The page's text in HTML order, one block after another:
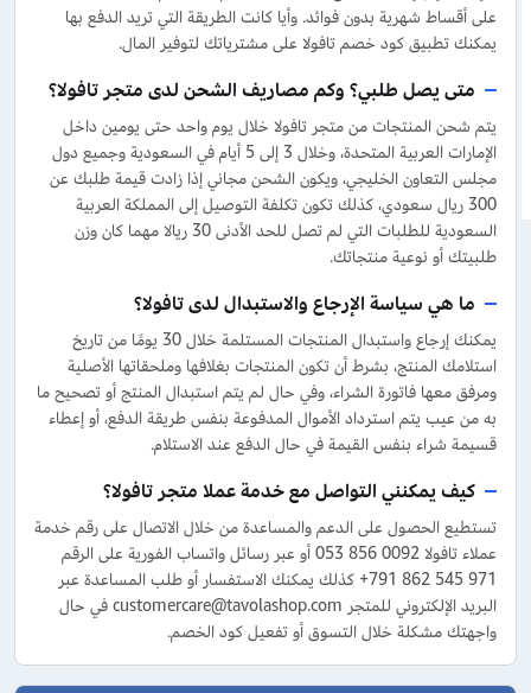
على أقساط شهرية بدون فوائد. وأيا كانت الطريقة التي تريد الدفع بها
يمكنك تطبيق كود خصم تافولا على مشترياتك لتوفير المال.
متى يصل طلبي؟ وكم مصاريف الشحن لدى متجر تافولا؟
يتم شحن المنتجات من متجر تافولا خلال يوم واحد حتى يومين داخل
الإمارات العربية المتحدة، وخلال 3 إلى 5 أيام في السعودية وجميع دول
مجلس التعاون الخليجي، ويكون الشحن مجاني إذا زادت قيمة طلبك عن
300 ريال سعودي، كذلك تكون تكلفة التوصيل إلى المملكة العربية
السعودية للطلبات التي لم تصل للحد الأدنى 30 ريالا مهما كان وزن
طلبيتك أو نوعية منتجاتك.
ما هي سياسة الإرجاع والاستبدال لدى تافولا؟
يمكنك إرجاع واستبدال المنتجات المستلمة خلال 30 يومًا من تاريخ
استلامك المنتج، بشرط أن تكون المنتجات بغلافها وملحقاتها الأصلية
ومرفق معها فاتورة الشراء، وفي حال لم يتم استبدال المنتج أو تصحيح ما
به من عيب يتم استرداد الأموال المدفوعة بنفس طريقة الدفع، أو إعطاء
قسيمة شراء بنفس القيمة في حال الدفع عند الاستلام.
كيف يمكنني التواصل مع خدمة عملا متجر تافولا؟
تستطيع الحصول على الدعم والمساعدة من خلال الاتصال على رقم خدمة
عملاء تافولا 0092 856 053 أو عبر رسائل واتساب الفورية على الرقم
971 545 862 791+ كذلك يمكنك الاستفسار أو طلب المساعدة عبر
البريد الإلكتروني للمتجر customercare@tavolashop.com في حال
واجهتك مشكلة خلال التسوق أو تفعيل كود الخصم.